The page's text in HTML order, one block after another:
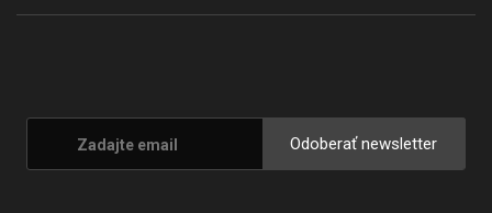
Odoberať newsletter